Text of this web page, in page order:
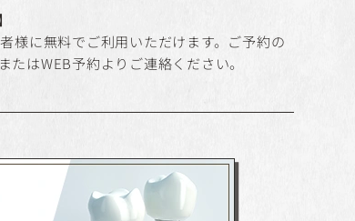
様に無料でご利用いただけます。ご予約の
はWEB予約よりご連絡ください。